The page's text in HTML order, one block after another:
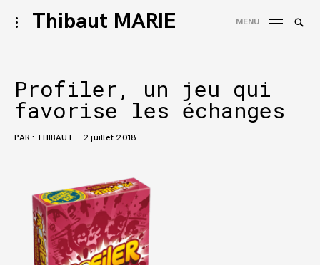
Accéder
au
Thibaut MARIE
activer/désactiver
latérale
MENU
Profiler, un jeu qui
favorise les échanges
PAR : THIBAUT 2 juillet 2018